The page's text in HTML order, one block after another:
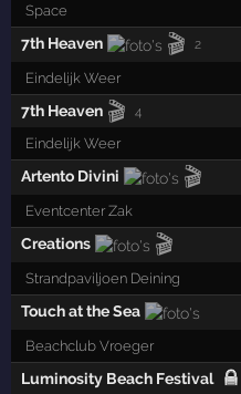
Space
7th Heaven 🎬 2
Eindelijk Weer
7th Heaven 🎬 4
Eindelijk Weer
Artento Divini 🎬
Eventcenter Zak
Creations 🎬
Strandpaviljoen Deining
Touch at the Sea
Beachclub Vroeger
Luminosity Beach Festival